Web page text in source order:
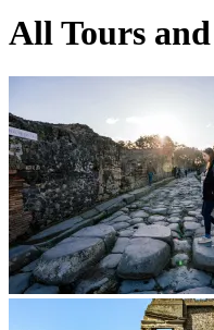
All Tours